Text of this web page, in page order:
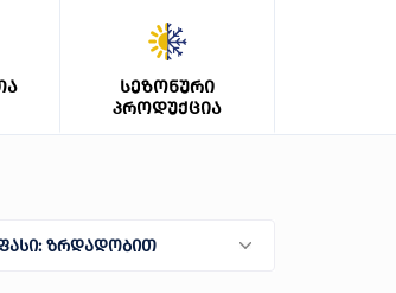
ᲡᲔᲖᲝᲜᲣᲠᲘ
ᲞᲠᲝᲓᲣᲥᲪᲘᲐ
ზრდადობით